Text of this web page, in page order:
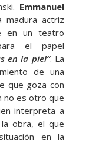
Emmanuel
madura actriz
en un teatro
el papel
en la piel”. La
de una
que goza con
no es otro que
interpreta a
obra, el que
en la